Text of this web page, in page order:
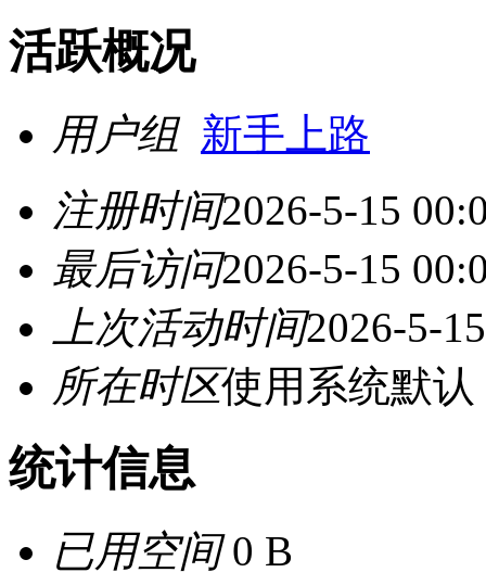
活跃概况
用户组 新手上路
注册时间2026-5-15
最后访问2026-5-15
上次活动时间2026-5-
所在时区使用系统默认
统计信息
已用空间0 B